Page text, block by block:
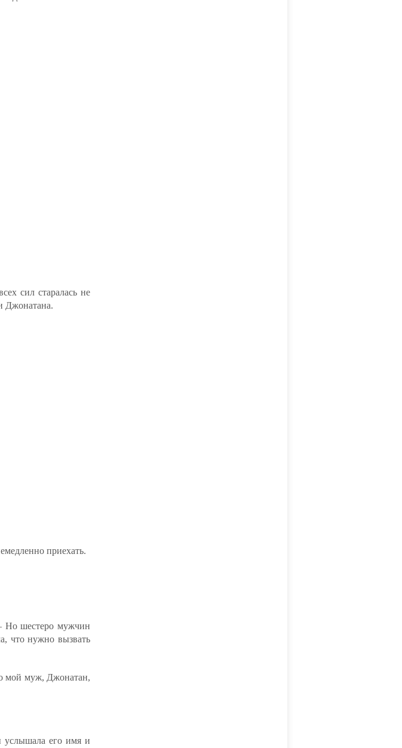
сил старалась не
Джонатана.
приехать.
Но шестеро мужчин
что нужно вызвать
мой муж, Джонатан,
услышала его имя и